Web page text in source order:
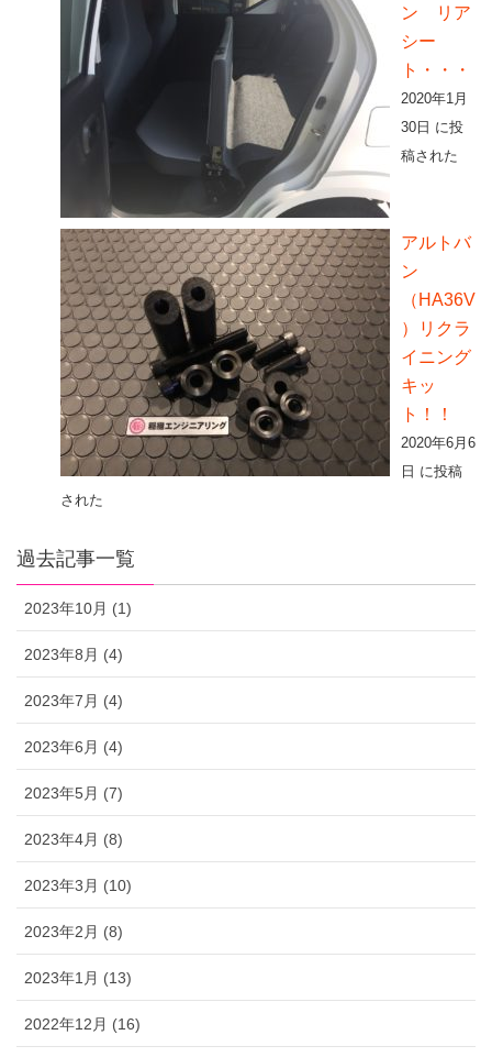
ン リア
シー
ト・・・
2020年1月
30日 に投
稿された
アルトバ
ン
（HA36V
）リクラ
イニング
キッ
ト！！
2020年6月6
日 に投稿
された
過去記事一覧
2023年10月 (1)
2023年8月 (4)
2023年7月 (4)
2023年6月 (4)
2023年5月 (7)
2023年4月 (8)
2023年3月 (10)
2023年2月 (8)
2023年1月 (13)
2022年12月 (16)